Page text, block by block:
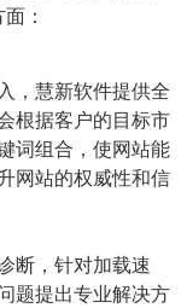
：
，慧新软件提供全
根据客户的目标市
词组合，使网站能
网站的权威性和信
断，针对加载速
题提出专业解决方